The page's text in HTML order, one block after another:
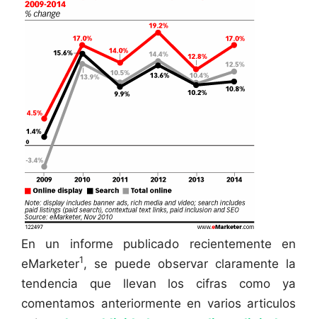
En un informe publicado recientemente en
eMarketer1, se puede observar claramente la
tendencia que llevan los cifras como ya
comentamos anteriormente en varios articulos